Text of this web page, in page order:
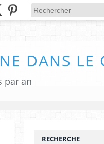
DANS LE
par an
RECHERCHE